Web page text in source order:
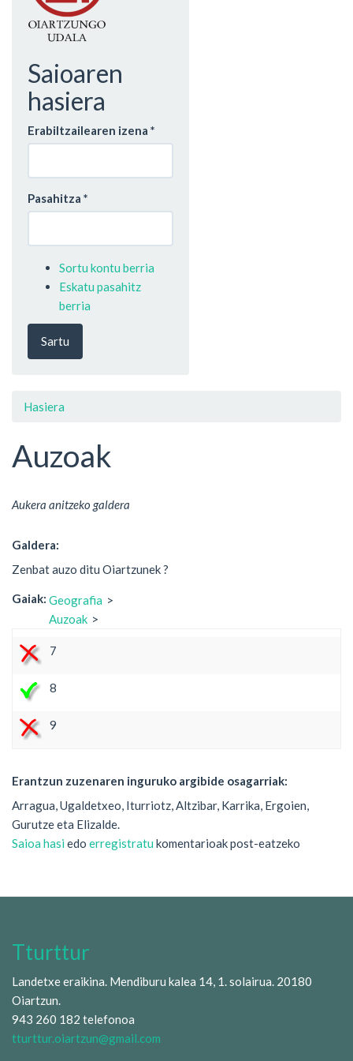
Saioaren
hasiera
Erabiltzailearen izena *
Pasahitza *
Sortu kontu berria
Eskatu pasahitz
berria
Sartu
Hasiera
Auzoak
Aukera anitzeko galdera
Galdera:
Zenbat auzo ditu Oiartzunek ?
Gaiak: Geografia
Auzoak
7
8
9
Erantzun zuzenaren inguruko argibide osagarriak:
Arragua, Ugaldetxeo, Iturriotz, Altzibar, Karrika, Ergoien,
Gurutze eta Elizalde.
Saioa hasi edo erregistratu komentarioak post-eatzeko
Tturttur
Landetxe eraikina. Mendiburu kalea 14, 1. solairua. 20180
Oiartzun.
943 260 182 telefonoa
tturttur.oiartzun@gmail.com